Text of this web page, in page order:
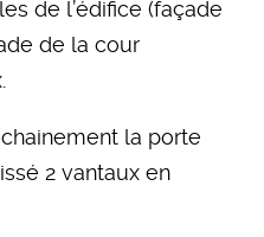
de l’édifice (façade
de la cour
la porte
2 vantaux en